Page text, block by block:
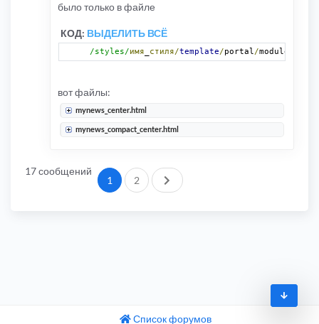
КОД:ВЫДЕЛИТЬ ВСЁ
name="mn
было только в файле
КОД: ВЫДЕЛИТЬ ВСЁ
/styles/имя стиля/template/portal/modules
вот файлы:
mynews_center.html
mynews_compact_center.html
17 сообщений
1 2 След.
Список форумов